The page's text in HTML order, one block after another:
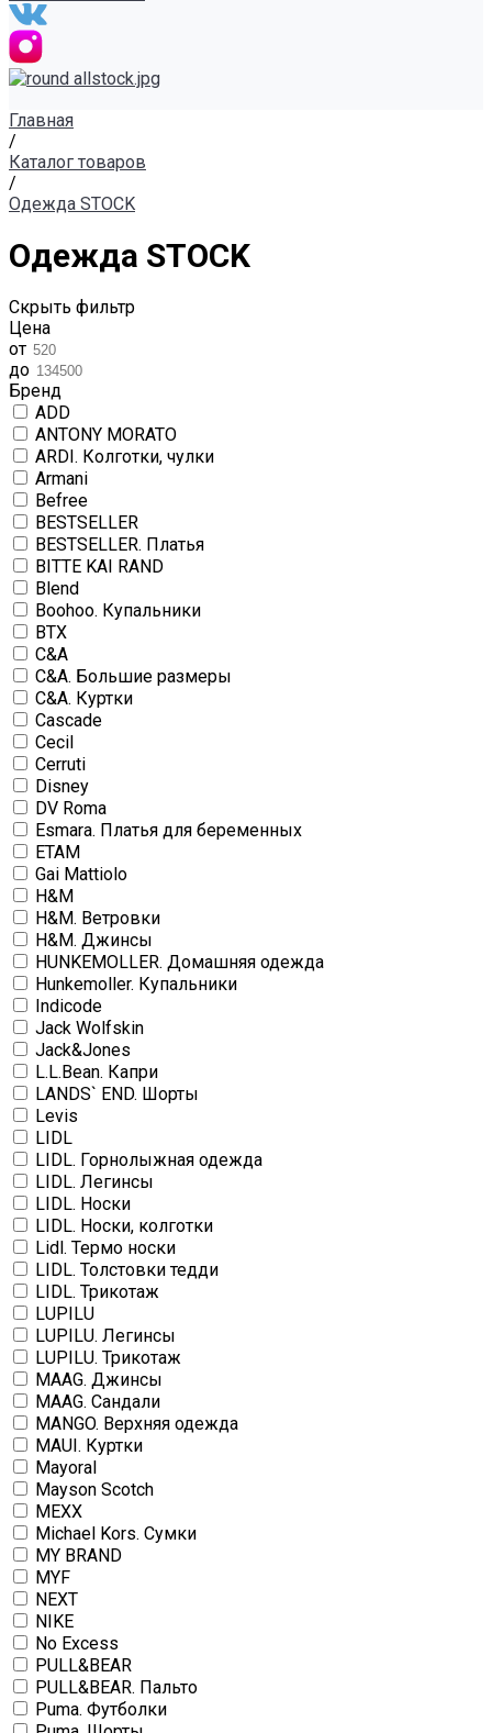
Главная
/
Каталог товаров
/
Одежда STOCK
Одежда STOCK
Скрыть фильтр
Цена
от
до
Бренд
ADD
ANTONY MORATO
ARDI. Колготки, чулки
Armani
Befree
BESTSELLER
BESTSELLER. Платья
BITTE KAI RAND
Blend
Boohoo. Купальники
BTX
C&A
C&A. Большие размеры
C&A. Куртки
Cascade
Cecil
Cerruti
Disney
DV Roma
Esmara. Платья для беременных
ETAM
Gai Mattiolo
H&M
H&M. Ветровки
H&M. Джинсы
HUNKEMOLLER. Домашняя одежда
Hunkemoller. Купальники
Indicode
Jack Wolfskin
Jack&Jones
L.L.Bean. Капри
LANDS` END. Шорты
Levis
LIDL
LIDL. Горнолыжная одежда
LIDL. Легинсы
LIDL. Носки
LIDL. Носки, колготки
Lidl. Термо носки
LIDL. Толстовки тедди
LIDL. Трикотаж
LUPILU
LUPILU. Легинсы
LUPILU. Трикотаж
MAAG. Джинсы
MAAG. Сандали
MANGO. Верхняя одежда
MAUI. Куртки
Mayoral
Mayson Scotch
MEXX
Michael Kors. Сумки
MY BRAND
MYF
NEXT
NIKE
No Excess
PULL&BEAR
PULL&BEAR. Пальто
Puma. Футболки